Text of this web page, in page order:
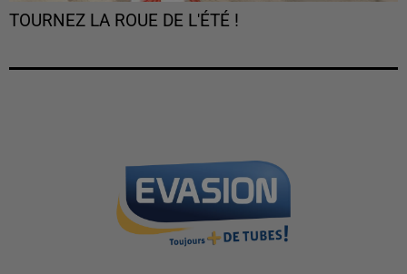
TOURNEZ LA ROUE DE L'ÉTÉ !